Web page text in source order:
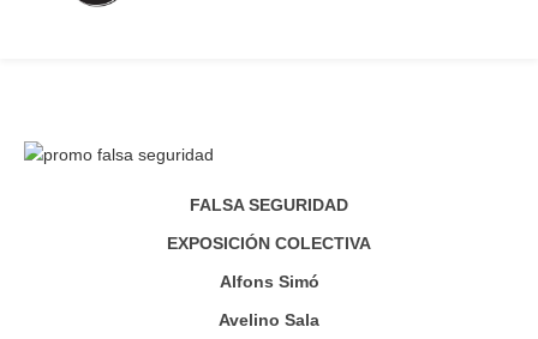
FALSA SEGURIDAD
EXPOSICIÓN COLECTIVA
Alfons Simó
Avelino Sala